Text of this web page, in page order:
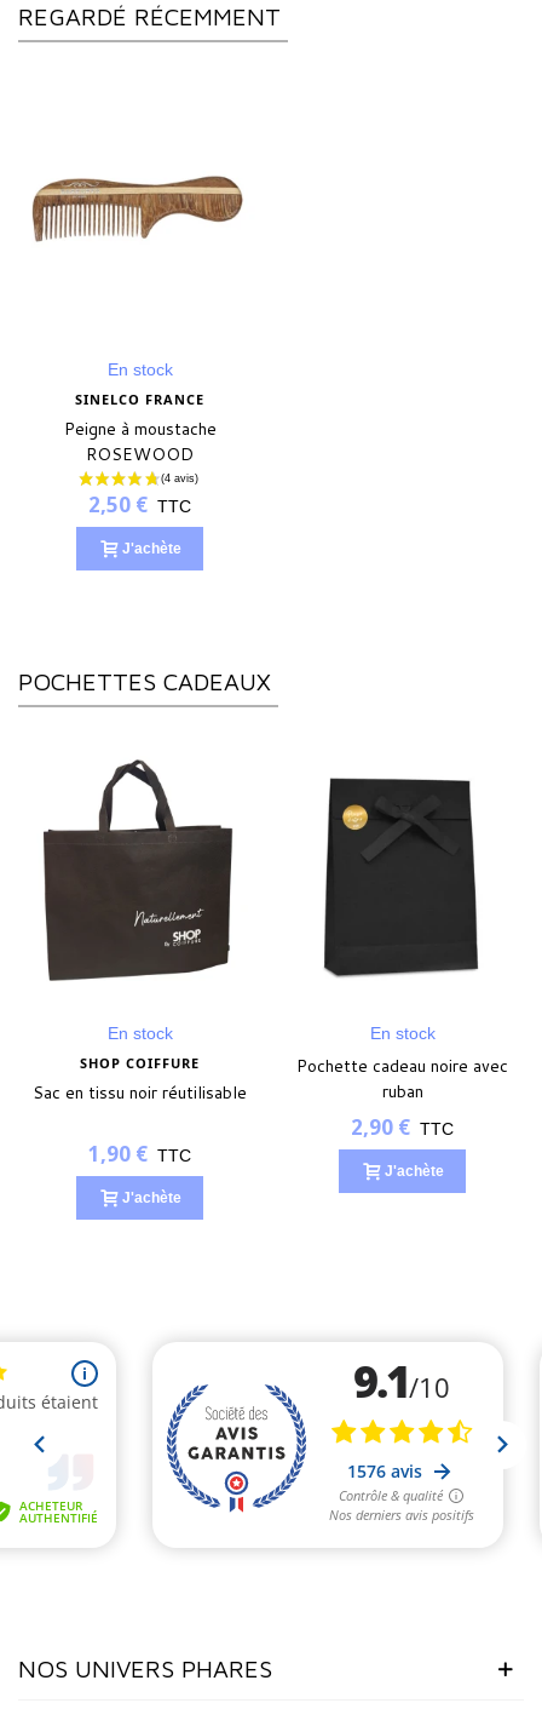
REGARDÉ RÉCEMMENT
En stock
SINELCO FRANCE
Peigne à moustache
ROSEWOOD
2,50 € TTC
J'achète
POCHETTES CADEAUX
En stock
SHOP COIFFURE
Sac en tissu noir réutilisable
1,90 € TTC
J'achète
En stock
Pochette cadeau noire avec
ruban
2,90 € TTC
J'achète
NOS UNIVERS PHARES